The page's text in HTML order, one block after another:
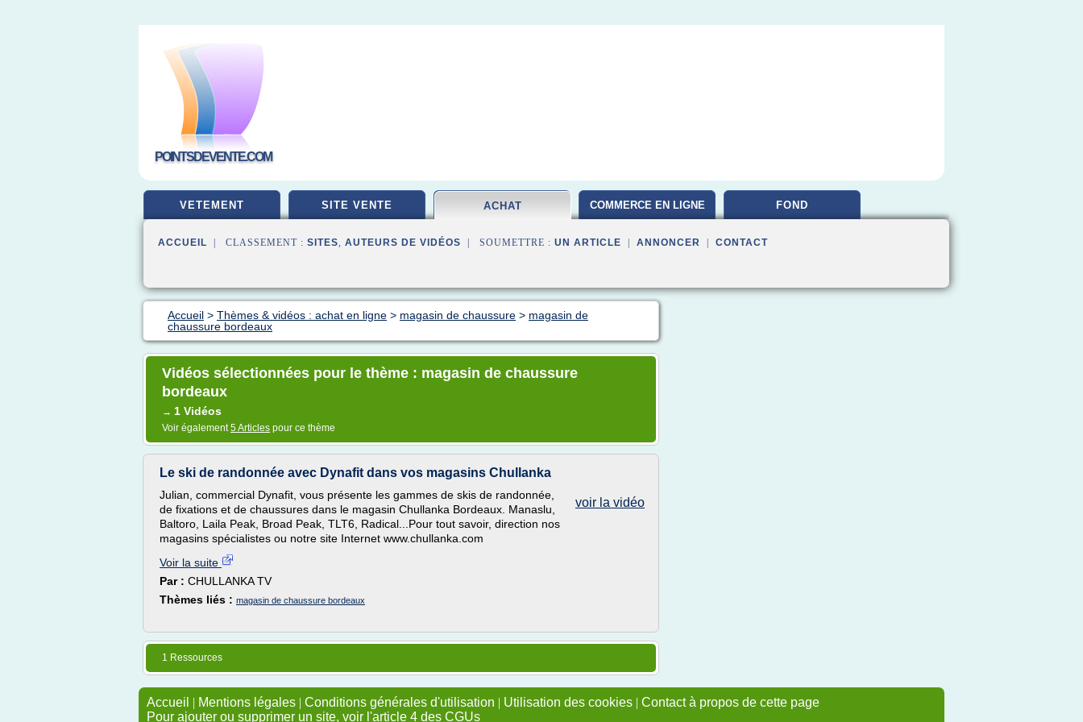
POINTSDEVENTE.COM
VETEMENT SITE VENTE ACHAT COMMERCE EN LIGNE FOND
ACCUEIL | CLASSEMENT : SITES, AUTEURS DE VIDÉOS | SOUMETTRE : UN ARTICLE ANNONCER CONTACT
Accueil > Thèmes & vidéos : achat en ligne > magasin de chaussure > magasin de
chaussure bordeaux
Vidéos sélectionnées pour le thème : magasin de chaussure
bordeaux
→ 1 Vidéos
Voir également5 Articles pour ce thème
Le ski de randonnée avec Dynafit dans vos magasins Chullanka
voir la vidéo
Julian, commercial Dynafit, vous présente les gammes de skis de randonnée,
de fixations et de chaussures dans le magasin Chullanka Bordeaux. Manaslu,
Baltoro, Laila Peak, Broad Peak, TLT6, Radical...Pour tout savoir, direction nos
magasins spécialistes ou notre site Internet www.chullanka.com
Voir la suite
Par : CHULLANKA TV
Thèmes liés : magasin de chaussure bordeaux
1 Ressources
Accueil | Mentions légales | Conditions générales d'utilisation | Utilisation des cookies | Contact à propos de cette page
Pour ajouter ou supprimer un site, voir l'article 4 des CGUs